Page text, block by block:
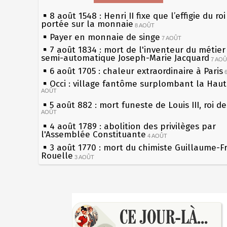
8 août 1548 : Henri II fixe que l’effigie du
portée sur la monnaie 8 AOÛT
Payer en monnaie de singe 7 AOÛT
7 août 1834 : mort de l'inventeur du
semi-automatique Joseph-Marie Jacquard 7
6 août 1705 : chaleur extraordinaire à Paris
Occi : village fantôme surplombant la
AOÛT
5 août 882 : mort funeste de Louis III, roi
AOÛT
4 août 1789 : abolition des privilèges par
l'Assemblée Constituante 4 AOÛT
3 août 1770 : mort du chimiste Guillaume-
Rouelle 3 AOÛT
Musée Jean de La Fontaine : réouverture
1er août 1589 : Henri III est poignardé à
par Jacques Clément, moine jacobin 1ER AOÛT
les siècles
27 mai 1610 : supplice de François
du roi Henri IV